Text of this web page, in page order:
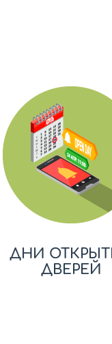
ДНИ
ДВЕРЕЙ